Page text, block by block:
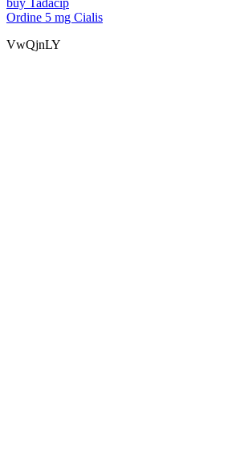
buy Tadacip
Ordine 5 mg Cialis
VwQjnLY